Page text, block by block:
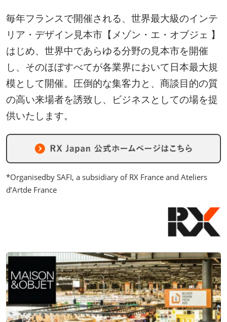
毎年フランスで開催される、世界最大級のインテ
リア・デザイン見本市【メゾン・エ・オブジェ 】
はじめ、世界中であらゆる分野の見本市を開催
し、そのほぼすべてが各業界において日本最大規
模として開催。圧倒的な集客力と、商談目的の質
の高い来場者を誘致し、ビジネスとしての場を提
供いたします。
*Organisedby SAFI, a subsidiary of RX France and Ateliers
d’Artde France